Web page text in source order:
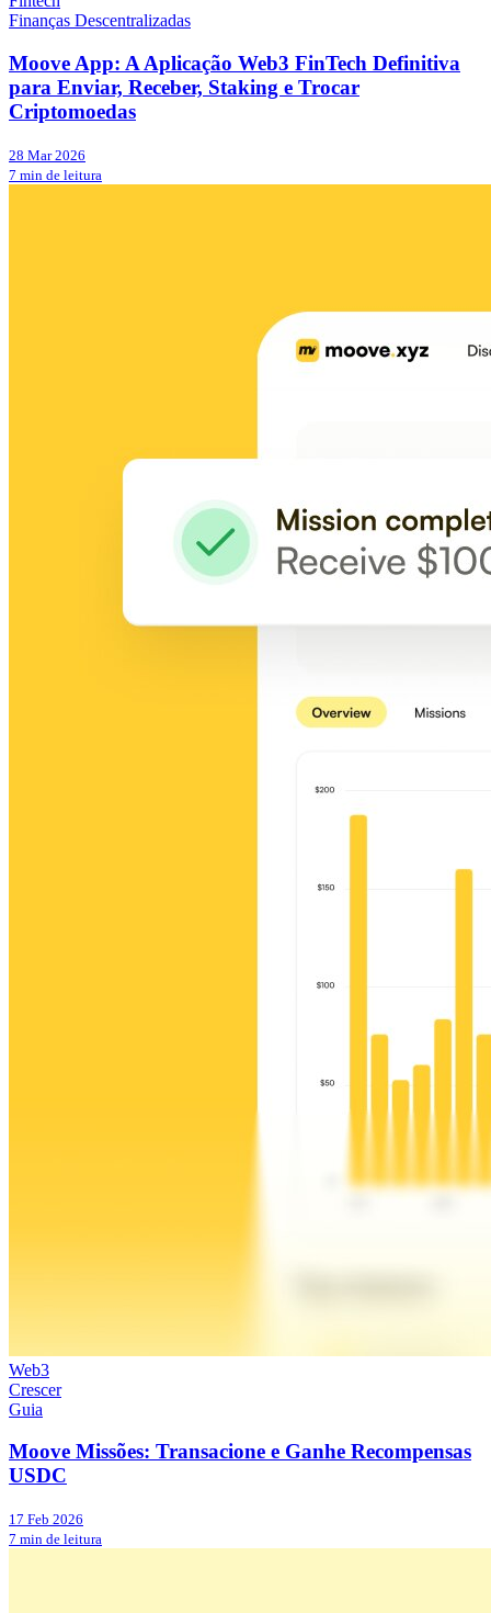
Finanças Descentralizadas
Moove App: A Aplicação Web3 FinTech Definitiva
para Enviar, Receber, Staking e Trocar
Criptomoedas
28 Mar 2026
7 min de leitura
Web3
Crescer
Guia
Moove Missões: Transacione e Ganhe Recompensas
USDC
17 Feb 2026
7 min de leitura